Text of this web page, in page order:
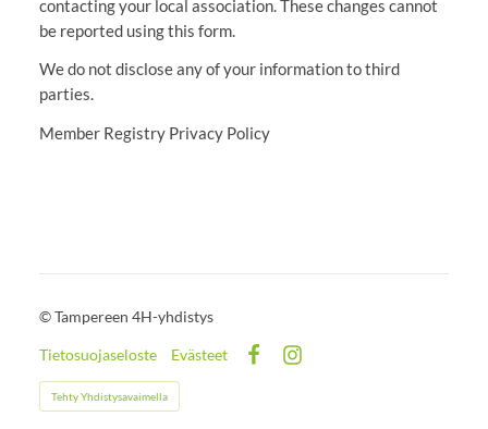
contacting your local association. These changes cannot
be reported using this form.
We do not disclose any of your information to third
parties.
Member Registry Privacy Policy
©Tampereen 4H-yhdistys
Tietosuojaseloste
Evästeet
Tehty Yhdistysavaimella